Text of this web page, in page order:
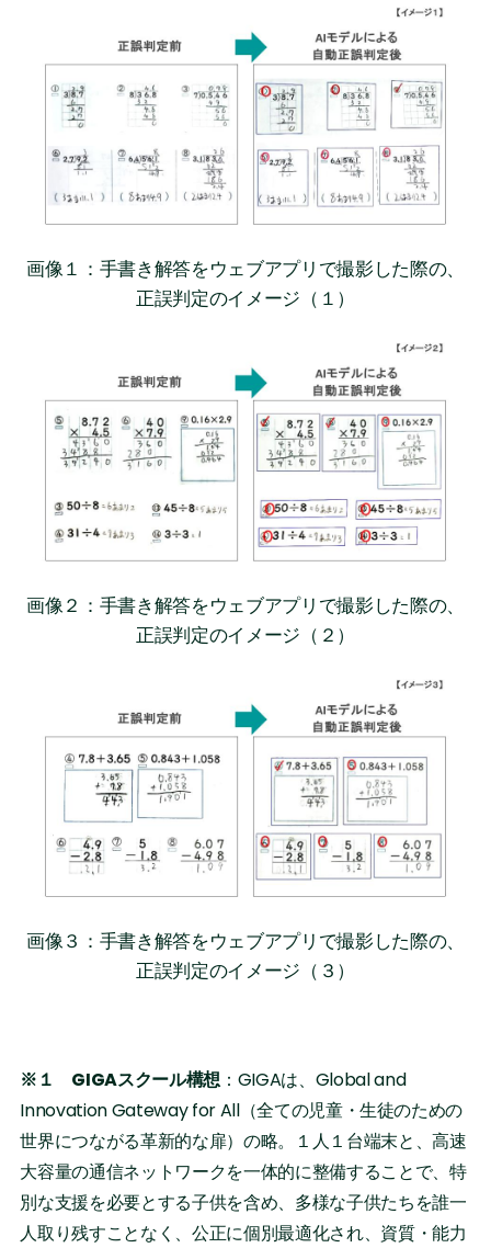
画像１：手書き解答をウェブアプリで撮影した際の、
正誤判定のイメージ（１）
画像２：手書き解答をウェブアプリで撮影した際の、
正誤判定のイメージ（２）
画像３：手書き解答をウェブアプリで撮影した際の、
正誤判定のイメージ（３）
※１ GIGAスクール構想：GIGAは、Global and
Innovation Gateway for All（全ての児童・生徒のための
世界につながる革新的な扉）の略。１人１台端末と、高速
大容量の通信ネットワークを一体的に整備することで、特
別な支援を必要とする子供を含め、多様な子供たちを誰一
人取り残すことなく、公正に個別最適化され、資質・能力